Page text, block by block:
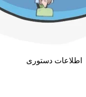
اطلاعات دستوری